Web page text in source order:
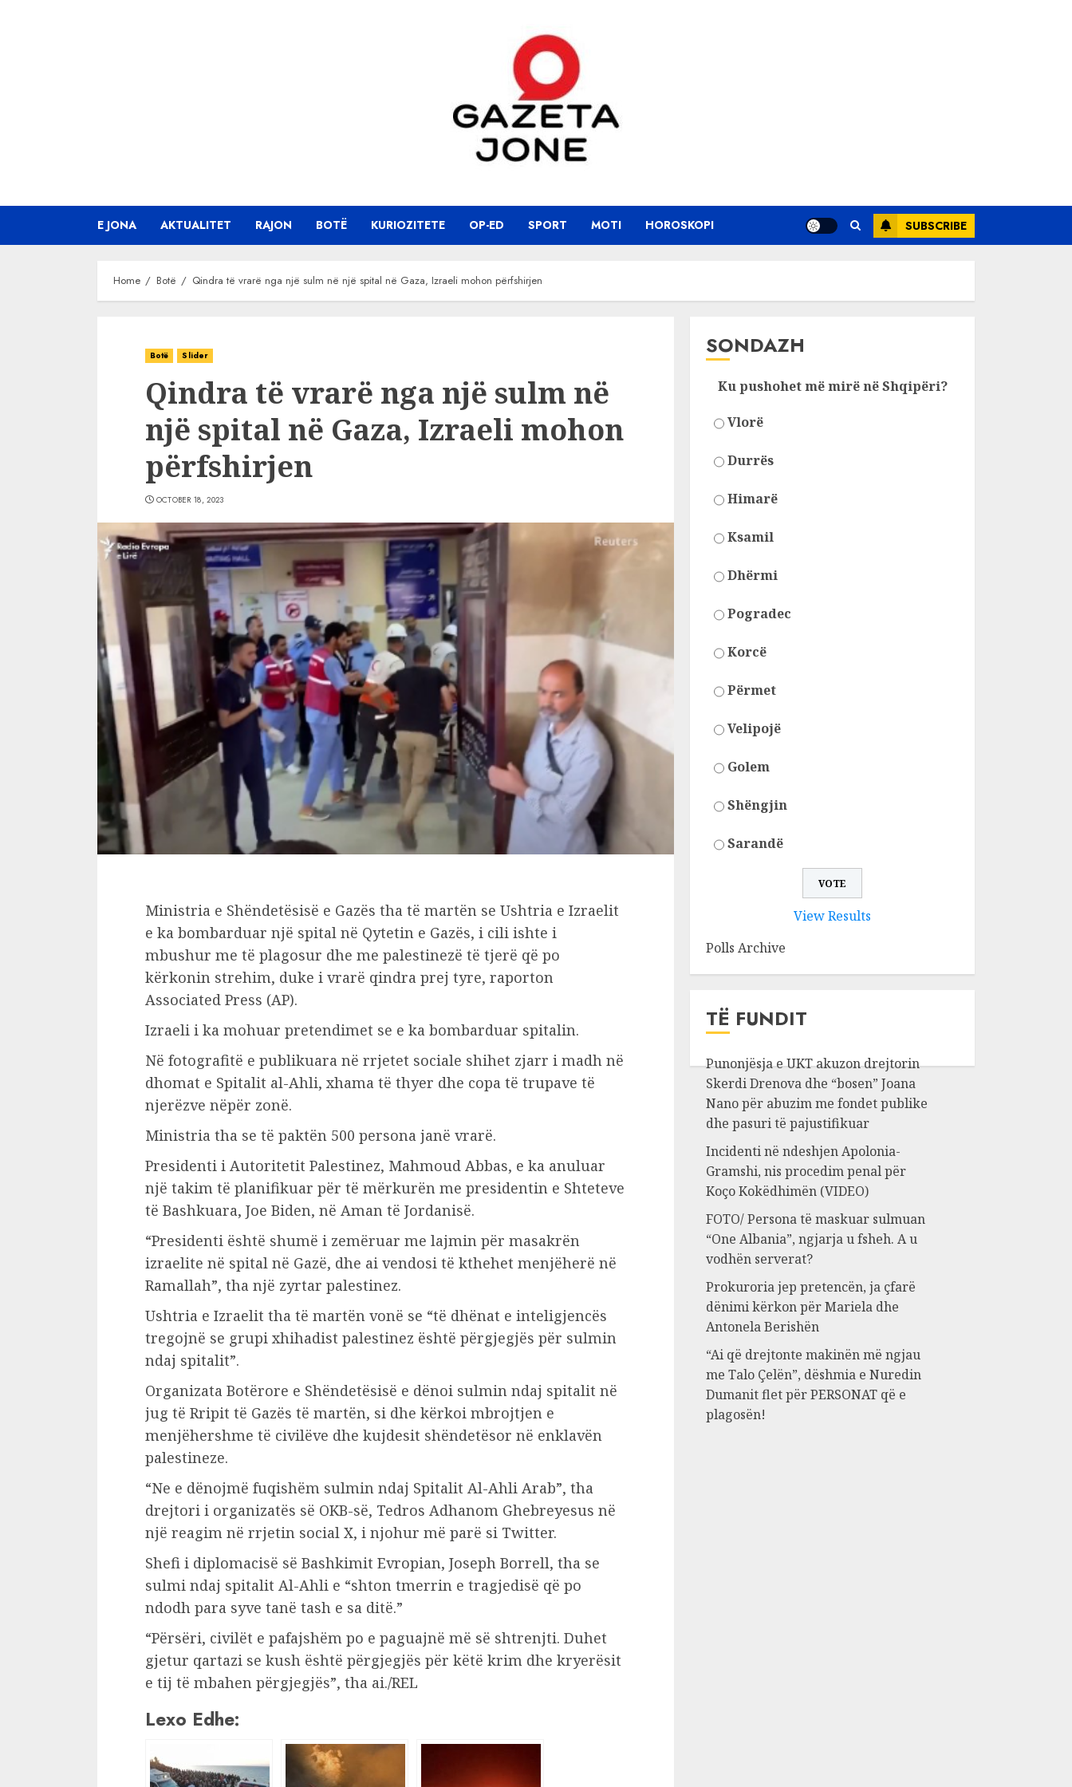
E JONA AKTUALITET RAJON BOTË KURIOZITETE OP-ED SPORT MOTI HOROSKOPI SUBSCRIBE
Home Botë Qindra të vrarë nga një sulm në një spital në Gaza, Izraeli mohon përfshirjen
Botë Slider
Qindra të vrarë nga një sulm në
një spital në Gaza, Izraeli mohon
përfshirjen
OCTOBER 18, 2023
Ministria e Shëndetësisë e Gazës tha të martën se Ushtria e Izraelit
e ka bombarduar një spital në Qytetin e Gazës, i cili ishte i
mbushur me të plagosur dhe me palestinezë të tjerë që po
kërkonin strehim, duke i vrarë qindra prej tyre, raporton
Associated Press (AP).
Izraeli i ka mohuar pretendimet se e ka bombarduar spitalin.
Në fotografitë e publikuara në rrjetet sociale shihet zjarr i madh në
dhomat e Spitalit al-Ahli, xhama të thyer dhe copa të trupave të
njerëzve nëpër zonë.
Ministria tha se të paktën 500 persona janë vrarë.
Presidenti i Autoritetit Palestinez, Mahmoud Abbas, e ka anuluar
një takim të planifikuar për të mërkurën me presidentin e Shteteve
të Bashkuara, Joe Biden, në Aman të Jordanisë.
“Presidenti është shumë i zemëruar me lajmin për masakrën
izraelite në spital në Gazë, dhe ai vendosi të kthehet menjëherë në
Ramallah”, tha një zyrtar palestinez.
Ushtria e Izraelit tha të martën vonë se “të dhënat e inteligjencës
tregojnë se grupi xhihadist palestinez është përgjegjës për sulmin
ndaj spitalit”.
Organizata Botërore e Shëndetësisë e dënoi sulmin ndaj spitalit në
jug të Rripit të Gazës të martën, si dhe kërkoi mbrojtjen e
menjëhershme të civilëve dhe kujdesit shëndetësor në enklavën
palestineze.
“Ne e dënojmë fuqishëm sulmin ndaj Spitalit Al-Ahli Arab”, tha
drejtori i organizatës së OKB-së, Tedros Adhanom Ghebreyesus në
një reagim në rrjetin social X, i njohur më parë si Twitter.
Shefi i diplomacisë së Bashkimit Evropian, Joseph Borrell, tha se
sulmi ndaj spitalit Al-Ahli e “shton tmerrin e tragjedisë që po
ndodh para syve tanë tash e sa ditë.”
“Përsëri, civilët e pafajshëm po e paguajnë më së shtrenjti. Duhet
gjetur qartazi se kush është përgjegjës për këtë krim dhe kryerësit
e tij të mbahen përgjegjës”, tha ai./REL
Lexo Edhe:
SONDAZH
Ku pushohet më mirë në Shqipëri?
Vlorë
Durrës
Himarë
Ksamil
Dhërmi
Pogradec
Korcë
Përmet
Velipojë
Golem
Shëngjin
Sarandë
View Results
Polls Archive
TË FUNDIT
Punonjësja e UKT akuzon drejtorin
Skerdi Drenova dhe “bosen” Joana
Nano për abuzim me fondet publike
dhe pasuri të pajustifikuar
Incidenti në ndeshjen Apolonia-
Gramshi, nis procedim penal për
Koço Kokëdhimën (VIDEO)
FOTO/ Persona të maskuar sulmuan
“One Albania”, ngjarja u fsheh. A u
vodhën serverat?
Prokuroria jep pretencën, ja çfarë
dënimi kërkon për Mariela dhe
Antonela Berishën
“Ai që drejtonte makinën më ngjau
me Talo Çelën”, dëshmia e Nuredin
Dumanit flet për PERSONAT që e
plagosën!